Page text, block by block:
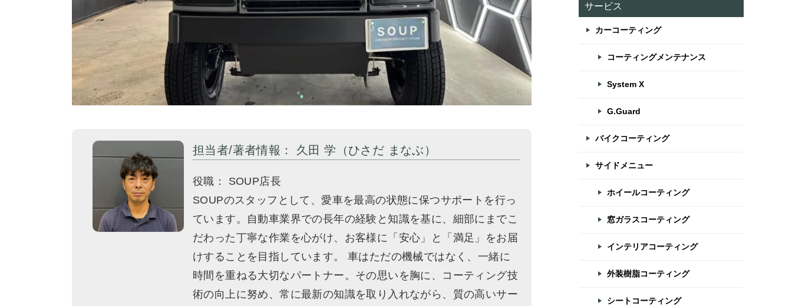
担当者/著者情報： 久田 学（ひさだ まなぶ）
役職： SOUP店長
SOUPのスタッフとして、愛車を最高の状態に保つサポートを行っ
ています。自動車業界での長年の経験と知識を基に、細部にまでこ
だわった丁寧な作業を心がけ、お客様に「安心」と「満足」をお届
けすることを目指しています。 車はただの機械ではなく、一緒に
時間を重ねる大切なパートナー。その思いを胸に、コーティング技
術の向上に努め、常に最新の知識を取り入れながら、質の高いサー
サービス
カーコーティング
コーティングメンテナンス
System X
G.Guard
バイクコーティング
サイドメニュー
ホイールコーティング
窓ガラスコーティング
インテリアコーティング
外装樹脂コーティング
シートコーティング